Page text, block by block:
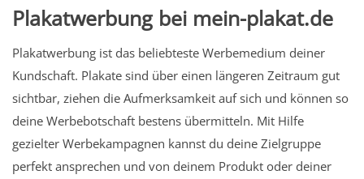
Plakatwerbung bei mein-plakat.de
Plakatwerbung ist das beliebteste Werbemedium deiner
Kundschaft. Plakate sind über einen längeren Zeitraum gut
sichtbar, ziehen die Aufmerksamkeit auf sich und können so
deine Werbebotschaft bestens übermitteln. Mit Hilfe
gezielter Werbekampagnen kannst du deine Zielgruppe
perfekt ansprechen und von deinem Produkt oder deiner